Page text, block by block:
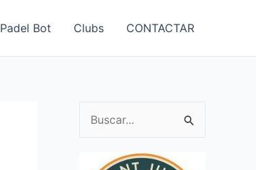
Padel Bot Clubs CONTACTAR
u